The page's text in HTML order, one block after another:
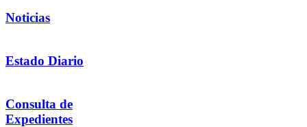
Noticias
Estado Diario
Consulta de
Expedientes